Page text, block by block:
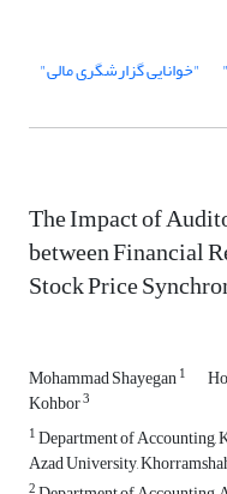
"خوانایی گزارشگری مالی"
The Impact of
between Financial
Stock Price
Mohammad Shayegan1
Kohbor3
1Department of Accounting,
Azad University,